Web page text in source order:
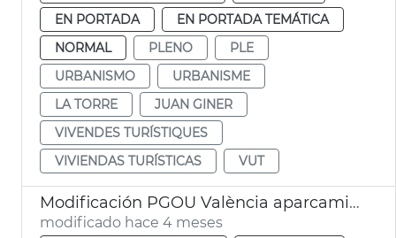
EN PORTADA
EN PORTADA TEMÁTICA
NORMAL
PLENO
PLE
URBANISMO
URBANISME
LA TORRE
JUAN GINER
VIVENDES TURÍSTIQUES
VIVIENDAS TURÍSTICAS
VUT
Modificación PGOU València aparcamientos altura la Torre
modificado hace 4 meses